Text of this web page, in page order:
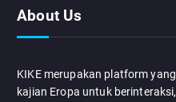
About Us
KIKE merupakan platform
kajian Eropa untuk